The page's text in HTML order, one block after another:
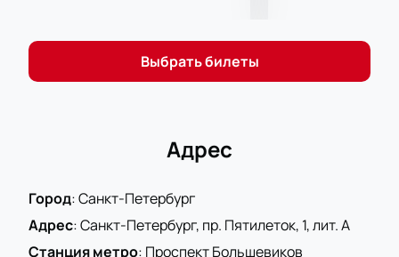
Выбрать билеты
Адрес
Город:Санкт-Петербург
Адрес:Санкт-Петербург, пр. Пятилеток, 1, лит. А
Станция метро: Проспект Большевиков